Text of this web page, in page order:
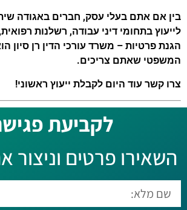
בין אם אתם בעלי עסק, חברים באגודה
לייעוץ בתחומי דיני עבודה, רשלנות
הגנת פרטיות – משרד עורכי הדין רן סיון
המשפטי שאתם צריכים.
צרו קשר עוד היום לקבלת ייעוץ ראשוני!
לקביעת
השאירו פרטים